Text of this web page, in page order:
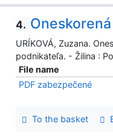
4.
URÍKOVÁ, Zuzana.
podnikateľa. - Žilina :
File name
PDF zabezpečené
To the basket